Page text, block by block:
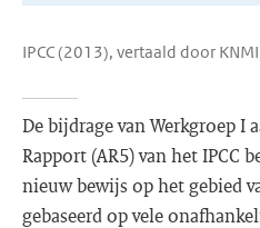
IPCC (2013), vertaald door
De bijdrage van Werkgroep I
Rapport (AR5) van het IPCC
nieuw bewijs op het gebied
gebaseerd op vele